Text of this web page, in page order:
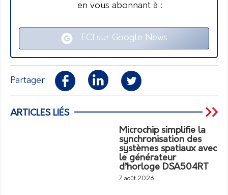
en vous abonnant à :
ECI sur Google News
Partager:
ARTICLES LIÉS
Microchip simplifie la
synchronisation des
systèmes spatiaux avec
le générateur
d’horloge DSA504RT
7 août 2026